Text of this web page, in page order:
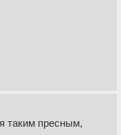
таким пресным,